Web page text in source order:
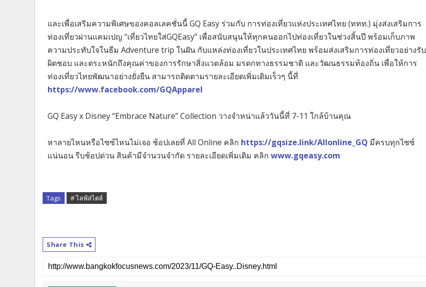
และเพื่อเสริมความพิเศษของคอลเลคชั่นนี้ GQ Easy ร่วมกับ การท่องเที่ยวแห่งประเทศไทย (ททท.) มุ่งส่งเสริมการ
ท่องเที่ยวผ่านแคมเปญ “เที่ยวไทยใส่GQEasy” เพื่อสนับสนุนให้ทุกคนออกไปท่องเที่ยวในช่วงสิ้นปี พร้อมเก็บภาพ
ความประทับใจในธีม Adventure trip ในฝัน กับแหล่งท่องเที่ยวในประเทศไทย พร้อมส่งเสริมการท่องเที่ยวอย่างรับ
ผิดชอบ และตระหนักถึงคุณค่าของการรักษาสิ่งแวดล้อม มรดกทางธรรมชาติ และวัฒนธรรมท้องถิ่น เพื่อให้การ
ท่องเที่ยวไทยพัฒนาอย่างยั่งยืน สามารถติดตามรายละเอียดเพิ่มเติมเร็วๆ นี้ที่
https://www.facebook.com/GQApparel
GQ Easy x Disney “Embrace Nature” Collection วางจำหน่าแล้ววันนี้ที่ 7-11 ใกล้บ้านคุณ
หาลายไหนหรือไซซ์ไหนไม่เจอ ช้อปเลยที่ All Online คลิก https://gqsize.link/Allonline_GQ มีครบทุกไซซ์
แน่นอน รีบช้อปด่วน สินค้ามีจำนวนจำกัด รายละเอียดเพิ่มเติม คลิก www.gqeasy.com
Tags # ไลฟ์สไตล์
Share This